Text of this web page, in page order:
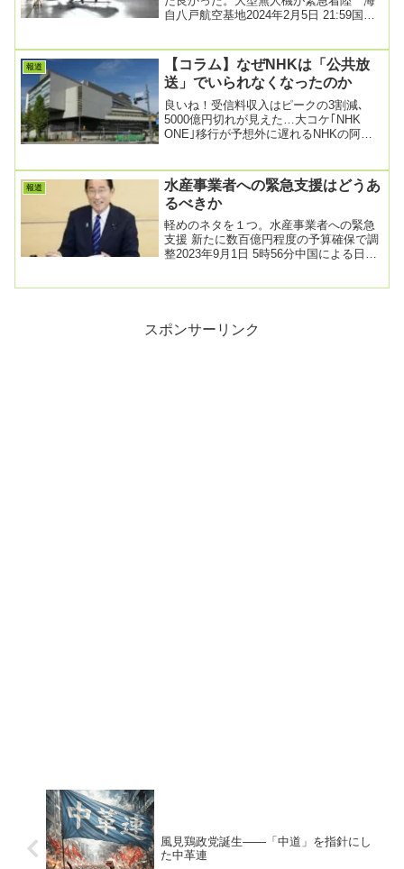
自八戸航空基地2024年2月5日 21:59国土
報道
【コラム】なぜNHKは「公共放
送」でいられなくなったのか
良いね！受信料収入はピークの3割減､
5000億円切れが見えた…大コケ｢NHK
ONE｣移行が予想外に遅れるNHKの阿鼻
報道
水産事業者への緊急支援はどうあ
るべきか
軽めのネタを１つ。水産事業者への緊急
支援 新たに数百億円程度の予算確保で調
整2023年9月1日 5時56分中国による日本
スポンサーリンク
風見鶏政党誕生――「中道」を指針にし
た中革連